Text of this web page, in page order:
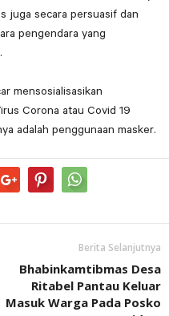
juga secara persuasif dan
pengendara yang
mensosialisasikan
Corona atau Covid 19
adalah penggunaan masker.
Berita Selanjutnya
Bhabinkamtibmas Desa
Ritabel Pantau Keluar
Masuk Warga Pada Posko